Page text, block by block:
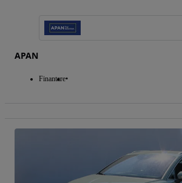
APAN
Finantare